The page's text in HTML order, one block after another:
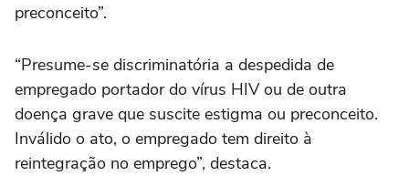
preconceito”.
“Presume-se discriminatória a despedida de
empregado portador do vírus HIV ou de outra
doença grave que suscite estigma ou preconceito.
Inválido o ato, o empregado tem direito à
reintegração no emprego”, destaca.